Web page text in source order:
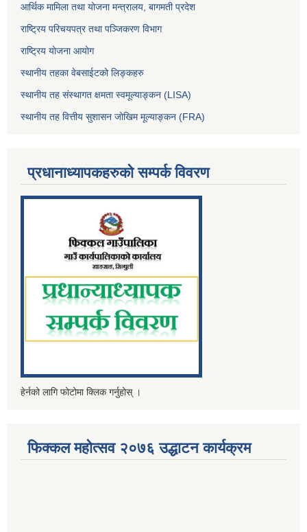
आर्थिक मामिला तथा योजना मन्त्रालय, बागमती प्रदेश
राष्ट्रिय परिचयपत्र तथा पञ्जिकरण विभाग
राष्ट्रिय योजना आयोग
स्थानीय तहका वेबसाईटको लिङ्कहरु
स्थानीय तह संस्थागत क्षमता स्वमूल्याङ्कन (LISA)
स्थानीय तह वित्तीय सुशासन जोखिम मूल्याङ्कन (FRA)
प्रधानाध्यापकहरुको सम्पर्क विवरण
हेर्नको लागि फोटोमा क्लिक गर्नुहोस् ।
फिक्कल महोत्सव २०७६ उद्धाटन कार्यक्रम